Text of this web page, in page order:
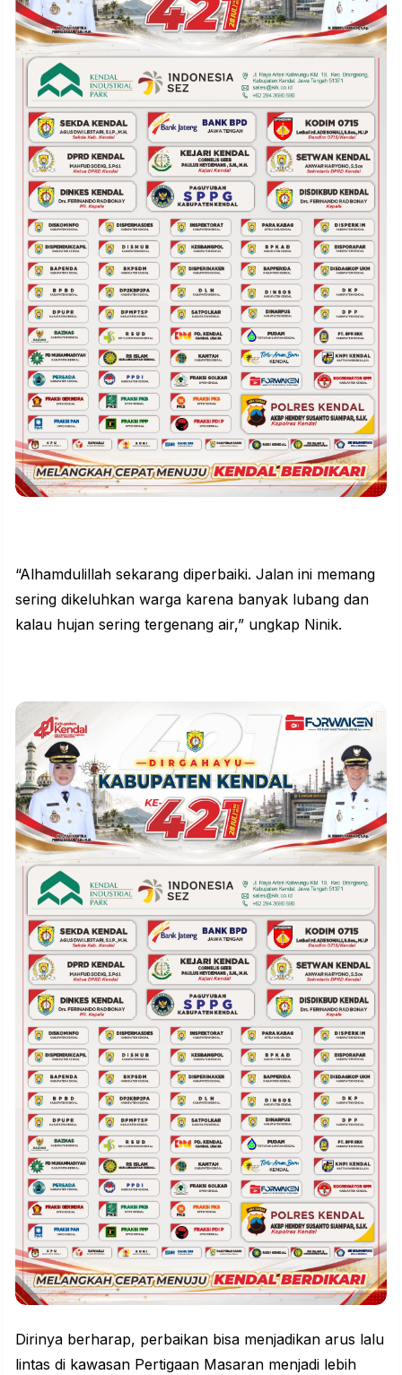
“Alhamdulillah sekarang diperbaiki. Jalan ini memang
sering dikeluhkan warga karena banyak lubang dan
kalau hujan sering tergenang air,” ungkap Ninik.
Dirinya berharap, perbaikan bisa menjadikan arus lalu
lintas di kawasan Pertigaan Masaran menjadi lebih